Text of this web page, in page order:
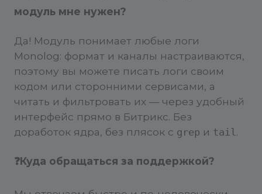
модуль мне нужен?
Да! Модуль понимает любые логи
Monolog: формат и каналы настраиваются,
поэтому вы можете писать логи своим
кодом или сторонними сервисами, а
читать и фильтровать их — через удобный
интерфейс прямо в Битрикс. Без
доработок ядра, без плясок с grep и tail.
❓Куда обращаться за поддержкой?